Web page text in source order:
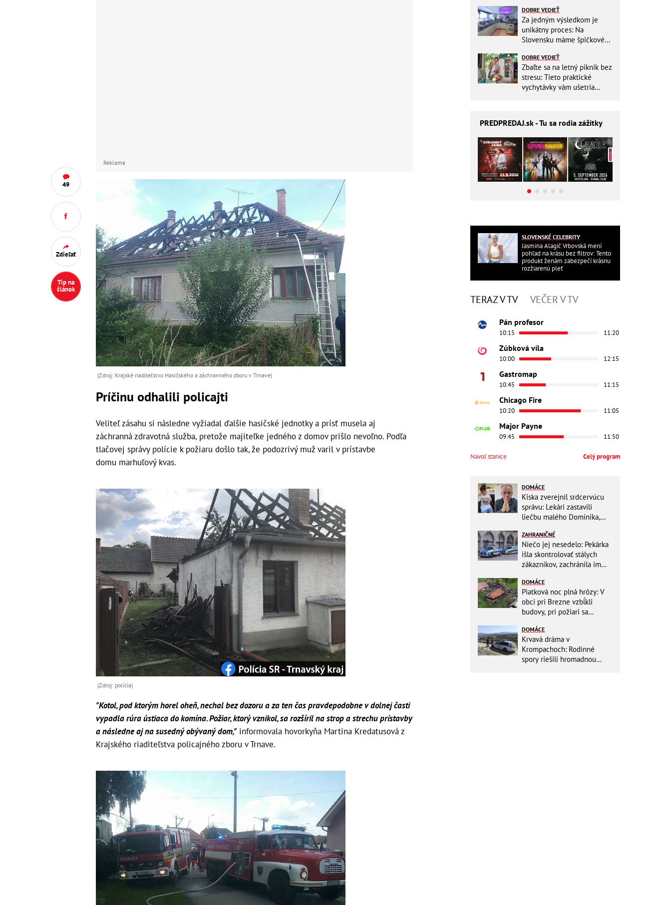
49
Zdieľať
Tip na
článok
Reklama
(Zdroj: Krajské riaditeľstvo Hasičského a záchranného zboru v Trnave)
Príčinu odhalili policajti
Veliteľ zásahu si následne vyžiadal ďalšie hasičské jednotky a prísť musela aj
záchranná zdravotná služba, pretože majiteľke jedného z domov prišlo nevoľno. Podľa
tlačovej správy polície k požiaru došlo tak, že podozrivý muž varil v prístavbe
domu marhuľový kvas.
(Zdroj: polícia)
"Kotol, pod ktorým horel oheň, nechal bez dozoru a za ten čas pravdepodobne v dolnej časti
vypadla rúra ústiaca do komína. Požiar, ktorý vznikol, sa rozšíril na strop a strechu prístavby
a následne aj na susedný obývaný dom," informovala hovorkyňa Martina Kredatusová z
Krajského riaditeľstva policajného zboru v Trnave.
DOBRE VEDIEŤ
Za jedným výsledkom je
unikátny proces: Na
Slovensku máme špičkové
DOBRE VEDIEŤ
Zbaľte sa na letný piknik bez
stresu: Tieto praktické
vychytávky vám ušetria
PREDPREDAJ.sk - Tu sa rodia zážitky
SLOVENSKÉ CELEBRITY
Jasmina Alagič Vrbovská mení
pohľad na krásu bez filtrov: Tento
produkt ženám zabezpečí krásnu
rozžiarenú pleť
TERAZ V TV VEČER V TV
Pán profesor
10:15 11:20
Zúbková víla
10:00 12:15
Gastromap
10:45 11:15
Chicago Fire
10:20 11:05
Major Payne
09:45 11:50
Navoľ stanice Celý program
DOMÁCE
Kiska zverejnil srdcervúcu
správu: Lekári zastavili
liečbu malého Dominika,
týždne života
ZAHRANIČNÉ
Niečo jej nesedelo: Pekárka
išla skontrolovať stálych
zákazníkov, zachránila im
DOMÁCE
Piatková noc plná hrôzy: V
obci pri Brezne vzbĺkli
budovy, pri požiari sa
DOMÁCE
Krvavá dráma v
Krompachoch: Rodinné
spory riešili hromadnou